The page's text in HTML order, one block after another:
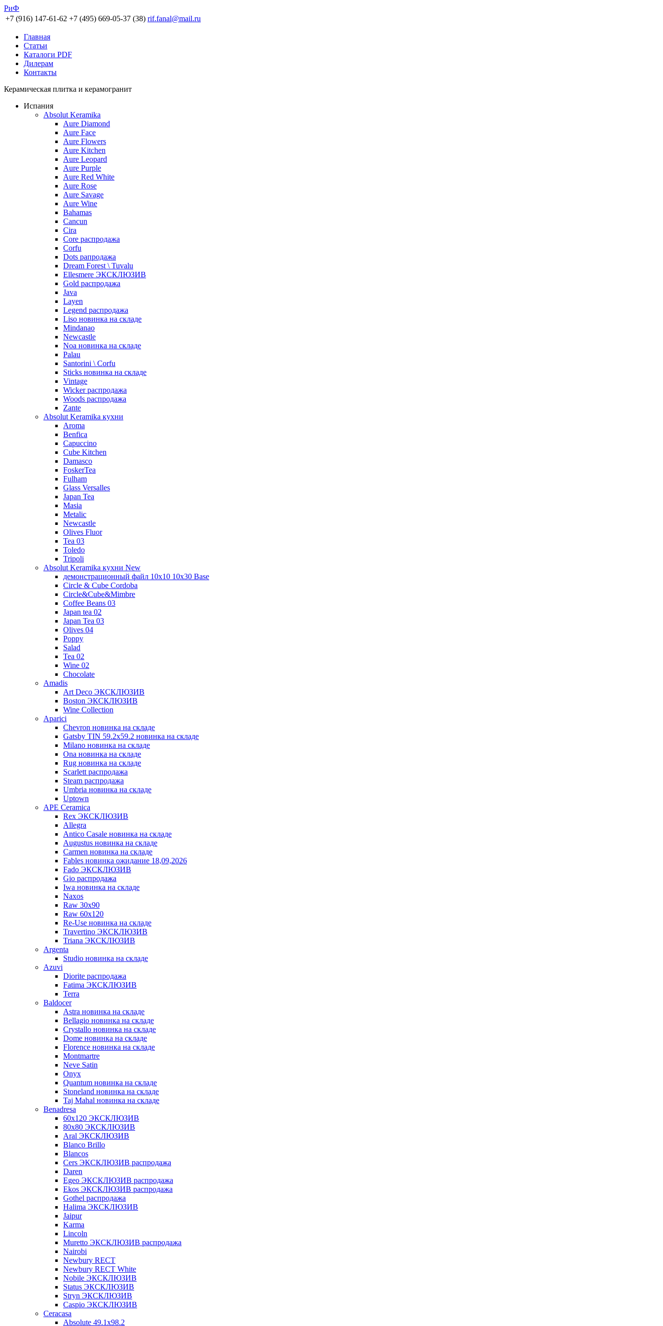
РиФ
+7 (916) 147-61-62 +7 (495) 669-05-37 (38) rif.fanal@mail.ru
Главная
Статьи
Каталоги PDF
Дилерам
Контакты
Керамическая плитка и керамогранит
Испания
Absolut Keramika
Aure Diamond
Aure Face
Aure Flowers
Aure Kitchen
Aure Leopard
Aure Purple
Aure Red White
Aure Rose
Aure Savage
Aure Wine
Bahamas
Cancun
Cira
Core распродажа
Corfu
Dots рапродажа
Dream Forest \ Tuvalu
Ellesmere ЭКСКЛЮЗИВ
Gold распродажа
Java
Layen
Legend распродажа
Liso новинка на складе
Mindanao
Newcastle
Noa новинка на складе
Palau
Santorini \ Corfu
Sticks новинка на складе
Vintage
Wicker распродажа
Woods распродажа
Zante
Absolut Keramika кухни
Aroma
Benfica
Capuccino
Cube Kitchen
Damasco
FoskerTea
Fulham
Glass Versalles
Japan Tea
Masia
Metalic
Newcastle
Olives Fluor
Tea 03
Toledo
Tripoli
Absolut Keramika кухни New
демонстрационный файл 10x10 10x30 Base
Circle & Cube Cordoba
Circle&Cube&Mimbre
Coffee Beans 03
Japan tea 02
Japan Tea 03
Olives 04
Poppy
Salad
Tea 02
Wine 02
Chocolate
Amadis
Art Deco ЭКСКЛЮЗИВ
Boston ЭКСКЛЮЗИВ
Wine Collection
Aparici
Chevron новинка на складе
Gatsby TIN 59.2x59.2 новинка на складе
Milano новинка на складе
Ona новинка на складе
Rug новинка на складе
Scarlett распродажа
Steam распродажа
Umbria новинка на складе
Uptown
APE Ceramica
Rex ЭКСКЛЮЗИВ
Allegra
Antico Casale новинка на складе
Augustus новинка на складе
Carmen новинка на складе
Fables новинка ожидание 18,09,2026
Fado ЭКСКЛЮЗИВ
Gio распродажа
Iwa новинка на складе
Naxos
Raw 30x90
Raw 60х120
Re-Use новинка на складе
Travertino ЭКСКЛЮЗИВ
Triana ЭКСКЛЮЗИВ
Argenta
Studio новинка на складе
Azuvi
Diorite распродажа
Fatima ЭКСКЛЮЗИВ
Terra
Baldoсer
Astra новинка на складе
Bellagio новинка на складе
Crystallo новинка на складе
Dome новинка на складе
Florence новинка на складе
Montmartre
Neve Satin
Onyx
Quantum новинка на складе
Stoneland новинка на складе
Taj Mahal новинка на складе
Benadresa
60х120 ЭКСКЛЮЗИВ
80х80 ЭКСКЛЮЗИВ
Aral ЭКСКЛЮЗИВ
Blanco Brillo
Blancos
Cers ЭКСКЛЮЗИВ распродажа
Daren
Egeo ЭКСКЛЮЗИВ распродажа
Ekos ЭКСКЛЮЗИВ распродажа
Gothel распродажа
Halima ЭКСКЛЮЗИВ
Jaipur
Karma
Lincoln
Muretto ЭКСКЛЮЗИВ распродажа
Nairobi
Newbury RECT
Newbury RECT White
Nobile ЭКСКЛЮЗИВ
Status ЭКСКЛЮЗИВ
Stryn ЭКСКЛЮЗИВ
Сaspio ЭКСКЛЮЗИВ
Ceracasa
Absolute 49.1x98.2